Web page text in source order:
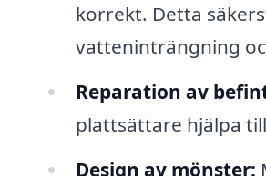
korrekt. Detta
vatteninträngning
Reparation av
plattsättare hjälpa
Design av mönster: